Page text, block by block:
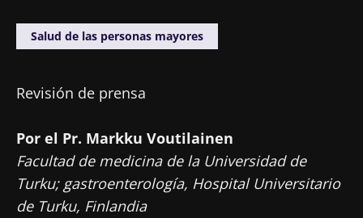
Salud de las personas mayores
Revisión de prensa
Por el Pr. Markku Voutilainen
Facultad de medicina de la Universidad de
Turku; gastroenterología, Hospital Universitario
de Turku, Finlandia